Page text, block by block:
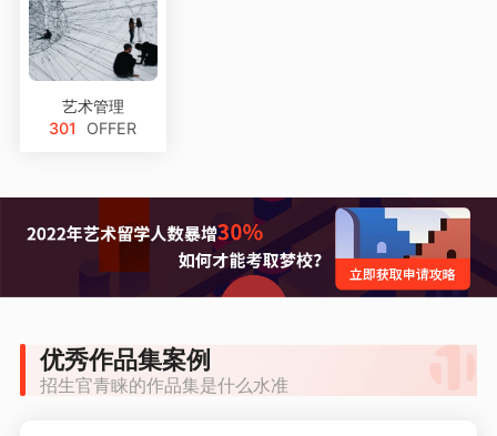
艺术管理
301
OFFER
优秀作品集案例
招生官青睐的作品集是什么水准